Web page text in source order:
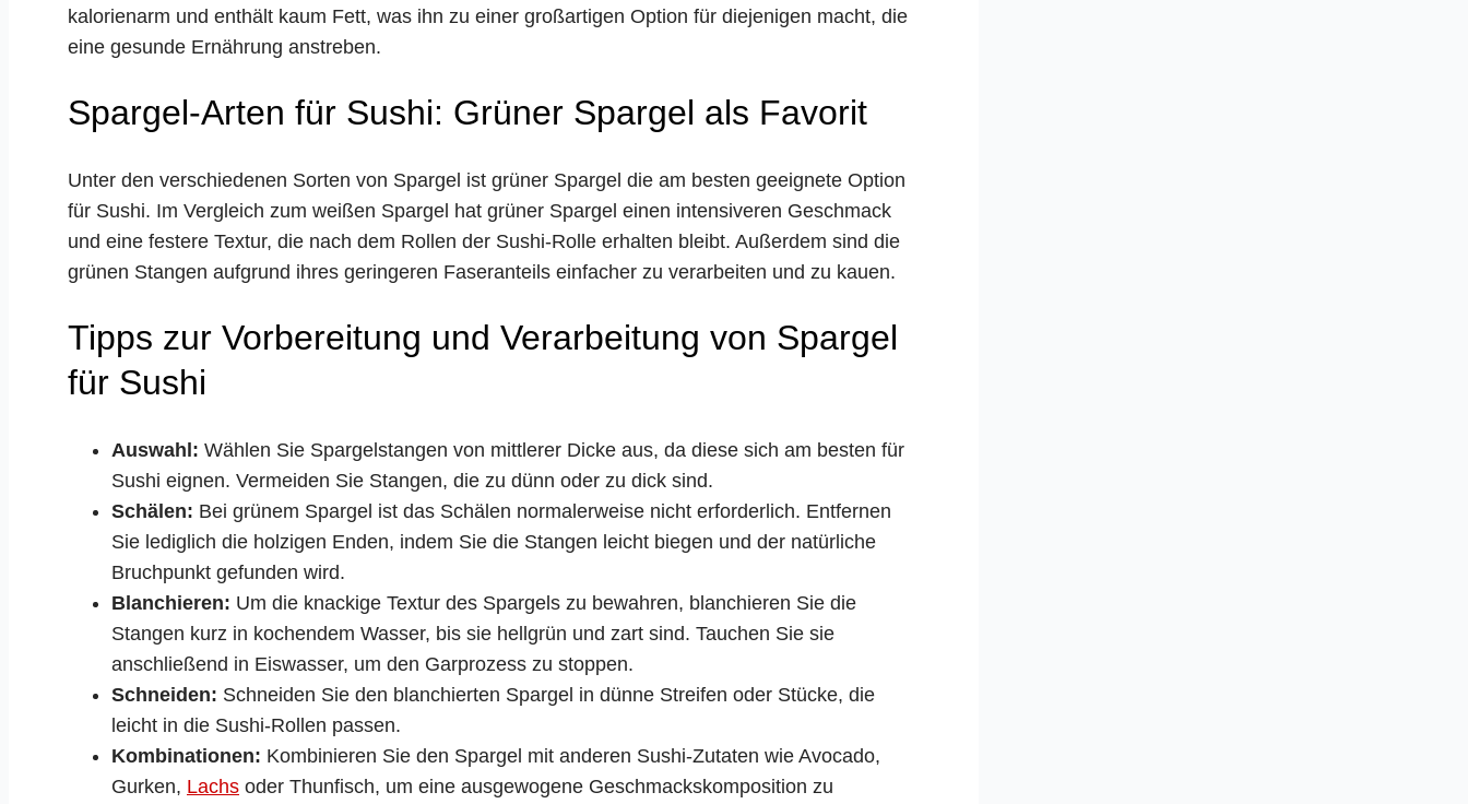
kalorienarm und enthält kaum Fett, was ihn zu einer großartigen Option für diejenigen macht, die
eine gesunde Ernährung anstreben.
Spargel-Arten für Sushi: Grüner Spargel als Favorit
Unter den verschiedenen Sorten von Spargel ist grüner Spargel die am besten geeignete Option
für Sushi. Im Vergleich zum weißen Spargel hat grüner Spargel einen intensiveren Geschmack
und eine festere Textur, die nach dem Rollen der Sushi-Rolle erhalten bleibt. Außerdem sind die
grünen Stangen aufgrund ihres geringeren Faseranteils einfacher zu verarbeiten und zu kauen.
Tipps zur Vorbereitung und Verarbeitung von Spargel
für Sushi
Auswahl: Wählen Sie Spargelstangen von mittlerer Dicke aus, da diese sich am besten für
Sushi eignen. Vermeiden Sie Stangen, die zu dünn oder zu dick sind.
Schälen: Bei grünem Spargel ist das Schälen normalerweise nicht erforderlich. Entfernen
Sie lediglich die holzigen Enden, indem Sie die Stangen leicht biegen und der natürliche
Bruchpunkt gefunden wird.
Blanchieren: Um die knackige Textur des Spargels zu bewahren, blanchieren Sie die
Stangen kurz in kochendem Wasser, bis sie hellgrün und zart sind. Tauchen Sie sie
anschließend in Eiswasser, um den Garprozess zu stoppen.
Schneiden: Schneiden Sie den blanchierten Spargel in dünne Streifen oder Stücke, die
leicht in die Sushi-Rollen passen.
Kombinationen: Kombinieren Sie den Spargel mit anderen Sushi-Zutaten wie Avocado,
Gurken, Lachs oder Thunfisch, um eine ausgewogene Geschmackskomposition zu